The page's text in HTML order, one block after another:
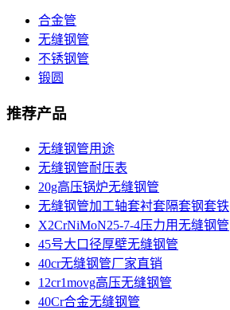
合金管
无缝钢管
不锈钢管
锻圆
推荐产品
无缝钢管用途
无缝钢管耐压表
20g高压锅炉无缝钢管
无缝钢管加工轴套衬套隔套钢套铁
X2CrNiMoN25-7-4压力用无缝钢管
45号大口径厚壁无缝钢管
40cr无缝钢管厂家直销
12cr1movg高压无缝钢管
40Cr合金无缝钢管